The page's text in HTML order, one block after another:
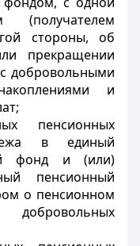
стороны, об
прекращении
добровольными
и
пенсионных
в единый
фонд и (или)
пенсионный
о пенсионном